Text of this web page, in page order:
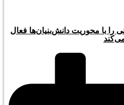
با محوریت دانش‌بنیان‌ها فعال